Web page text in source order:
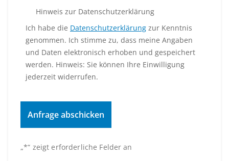
„*“ zeigt erforderliche Felder an
Hinweis zur Datenschutzerklärung
Ich habe die Datenschutzerklärung zur Kenntnis
genommen. Ich stimme zu, dass meine Angaben
und Daten elektronisch erhoben und gespeichert
werden. Hinweis: Sie können Ihre Einwilligung
jederzeit widerrufen.